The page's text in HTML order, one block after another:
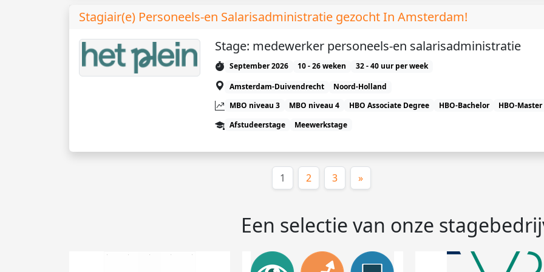
Stagiair(e) Personeels-en Salarisadministratie gezocht In Amsterdam!
Stage: medewerker personeels-en salarisadministratie
September 2026 10 - 26 weken
32 - 40 uur per week
Amsterdam-Duivendrecht
Noord-Holland
MBO niveau 3
MBO niveau 4 HBO Associate Degree HBO-Bachelor
HBO-Master
Afstudeerstage
Meewerkstage
1 (huidige)
2 3 »
Een selectie van onze